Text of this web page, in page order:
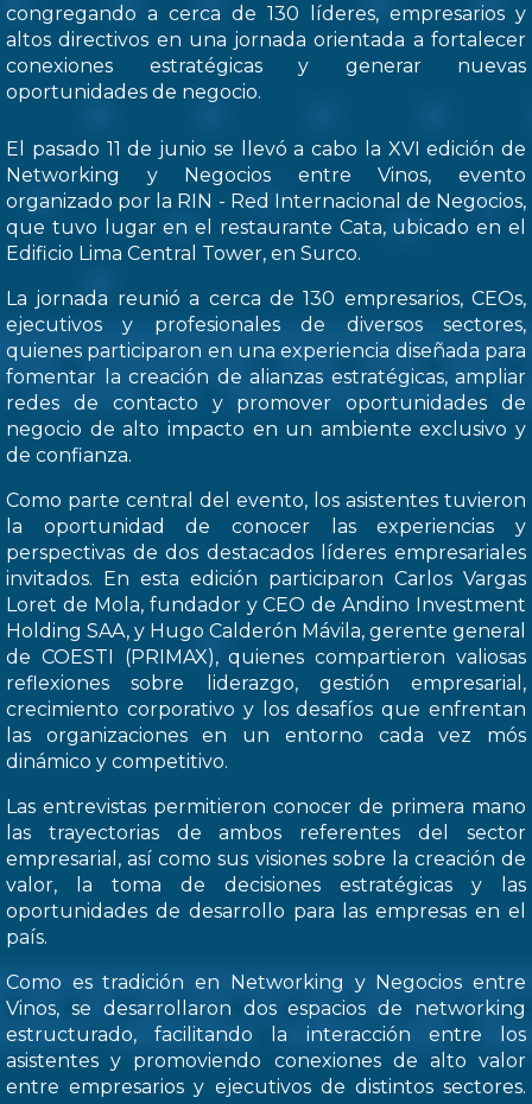
congregando a cerca de 130 líderes, empresarios y
altos directivos en una jornada orientada a fortalecer
conexiones estratégicas y generar nuevas
oportunidades de negocio.
El pasado 11 de junio se llevó a cabo la XVI edición de
Networking y Negocios entre Vinos, evento
organizado por la RIN - Red Internacional de Negocios,
que tuvo lugar en el restaurante Cata, ubicado en el
Edificio Lima Central Tower, en Surco.
La jornada reunió a cerca de 130 empresarios, CEOs,
ejecutivos y profesionales de diversos sectores,
quienes participaron en una experiencia diseñada para
fomentar la creación de alianzas estratégicas, ampliar
redes de contacto y promover oportunidades de
negocio de alto impacto en un ambiente exclusivo y
de confianza.
Como parte central del evento, los asistentes tuvieron
la oportunidad de conocer las experiencias y
perspectivas de dos destacados líderes empresariales
invitados. En esta edición participaron Carlos Vargas
Loret de Mola, fundador y CEO de Andino Investment
Holding SAA, y Hugo Calderón Mávila, gerente general
de COESTI (PRIMAX), quienes compartieron valiosas
reflexiones sobre liderazgo, gestión empresarial,
crecimiento corporativo y los desafíos que enfrentan
las organizaciones en un entorno cada vez mós
dinámico y competitivo.
Las entrevistas permitieron conocer de primera mano
las trayectorias de ambos referentes del sector
empresarial, así como sus visiones sobre la creación de
valor, la toma de decisiones estratégicas y las
oportunidades de desarrollo para las empresas en el
país.
Como es tradición en Networking y Negocios entre
Vinos, se desarrollaron dos espacios de networking
estructurado, facilitando la interacción entre los
asistentes y promoviendo conexiones de alto valor
entre empresarios y ejecutivos de distintos sectores.